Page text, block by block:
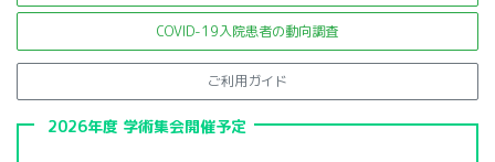
COVID-19入院患者の動向調査
ご利用ガイド
2026年度 学術集会開催予定